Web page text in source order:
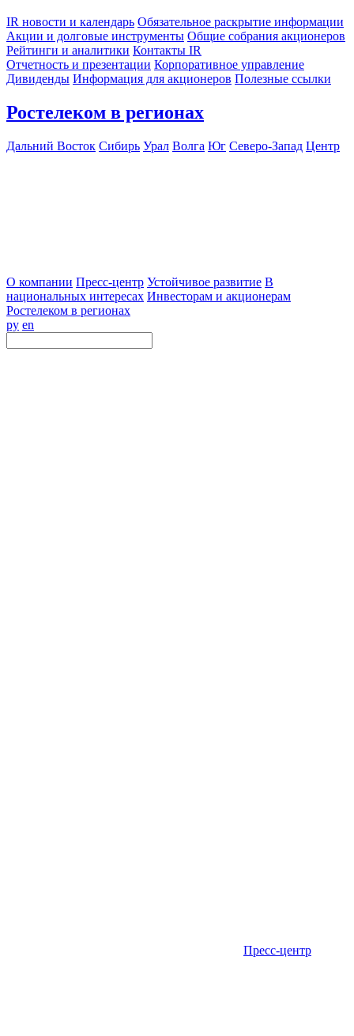
IR новости и календарь Обязательное раскрытие информации
Акции и долговые инструменты Общие собрания акционеров
Рейтинги и аналитики Контакты IR
Отчетность и презентации Корпоративное управление
Дивиденды Информация для акционеров Полезные ссылки
Ростелеком в регионах
Дальний Восток Сибирь Урал Волга Юг Северо-Запад Центр
О компании Пресс-центр Устойчивое развитие В
национальных интересах Инвесторам и акционерам
Ростелеком в регионах
ру en
Пресс-центр